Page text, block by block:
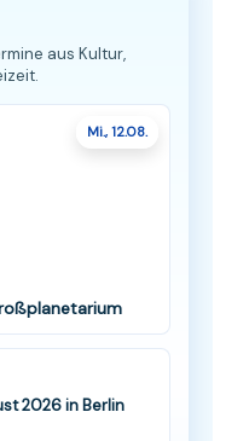
aus Kultur,
Mi., 12.08.
2026 in Berlin